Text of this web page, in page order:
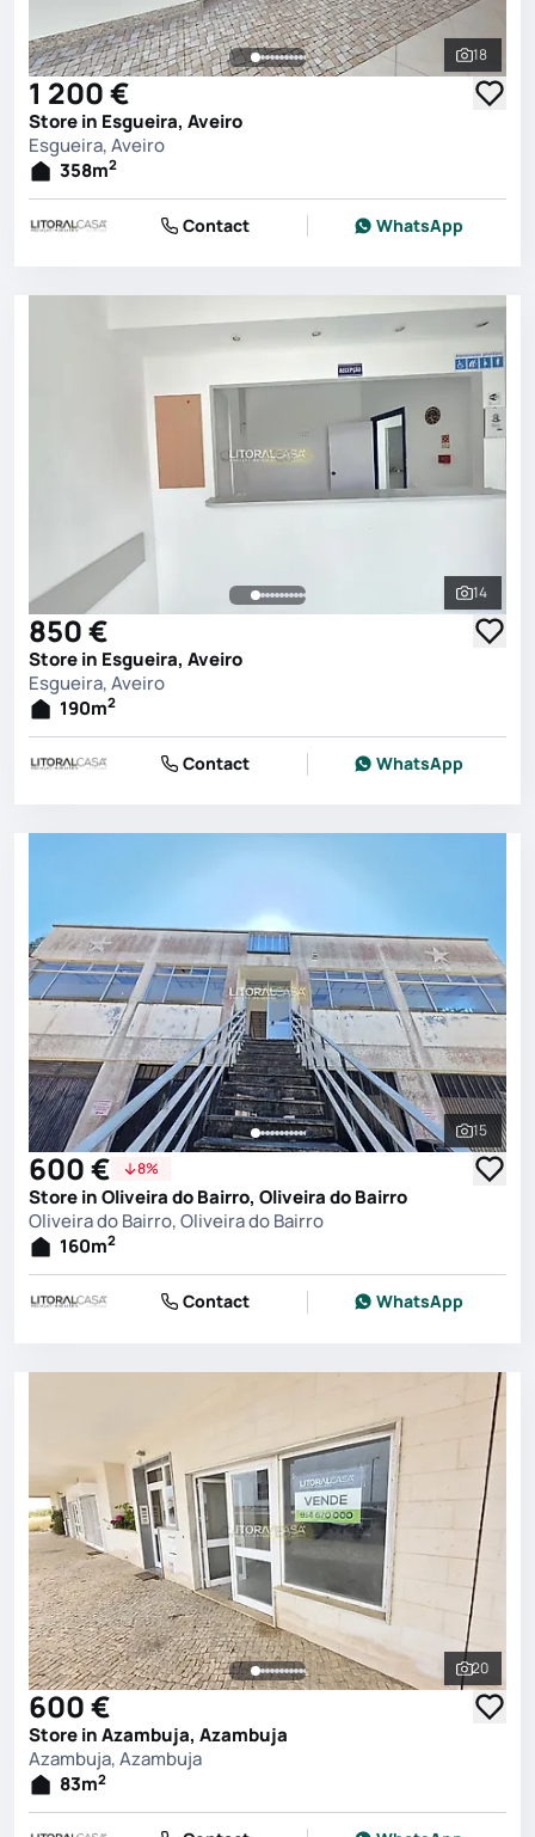
See all
18
1 200 €
Store in Esgueira, Aveiro
Esgueira, Aveiro
358m2
Contact WhatsApp
See all
14
850 €
Store in Esgueira, Aveiro
Esgueira, Aveiro
190m2
Contact WhatsApp
See all
15
600 € 8%
Store in Oliveira do Bairro, Oliveira do Bairro
Oliveira do Bairro, Oliveira do Bairro
160m2
Contact WhatsApp
See all
20
600 €
Store in Azambuja, Azambuja
Azambuja, Azambuja
83m2